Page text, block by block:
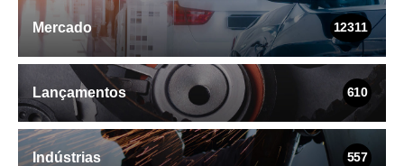
Mercado 12311
Lançamentos 610
Indústrias 557